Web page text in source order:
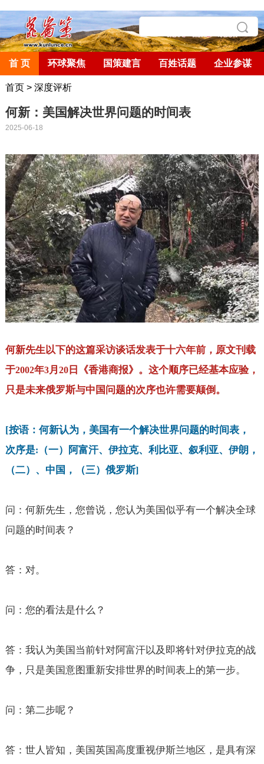
首 页 环球聚焦 国策建言 百姓话题 企业参谋
首页> 深度评析
何新：美国解决世界问题的时间表
2025-06-18
何新先生以下的这篇采访谈话发表于十六年前，原文刊载
于2002年3月 20日《香港商报》。这个顺序已经基本应验，
只是未来俄罗斯与中国问题的次序也许需要颠倒。
[按语：何新认为，美国有一个解决世界问题的时间表，
次序是:
（一）阿富汗、伊拉克、利比亚、叙利亚、伊朗，
（二）、中国，（三）俄罗斯]
问：何新先生，您曾说，您认为美国似乎有一个解决全球
问题的时间表？
答：对。
问：您的看法是什么？
答：我认为美国当前针对阿富汗以及即将针对伊拉克的战
争，只是美国意图重新安排世界的时间表上的第一步。
问：第二步呢？
答：世人皆知，美国英国高度重视伊斯兰地区，是具有深